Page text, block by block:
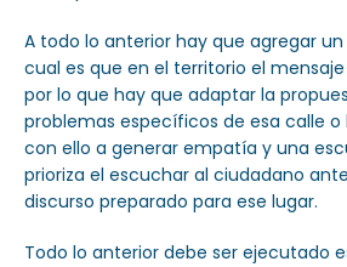
A todo lo anterior hay que agregar
cual es que en el territorio el
por lo que hay que adaptar la
problemas específicos de esa calle o
con ello a generar empatía y una
prioriza el escuchar al ciudadano
discurso preparado para ese lugar.
Todo lo anterior debe ser ejecutado